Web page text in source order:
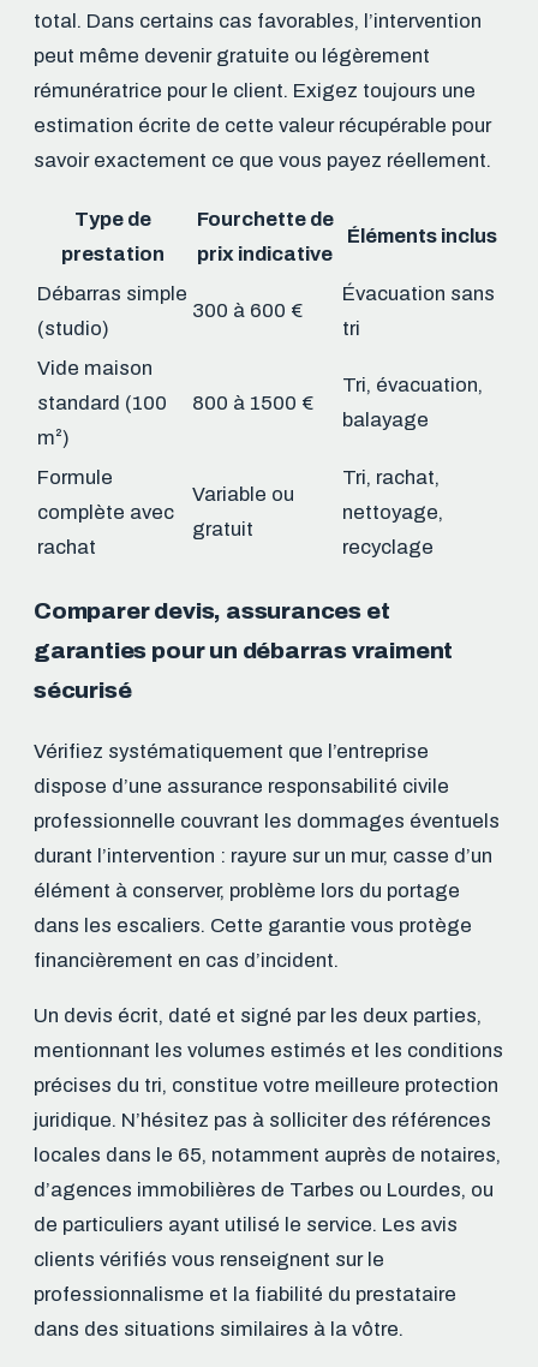
total. Dans certains cas favorables, l’intervention
peut même devenir gratuite ou légèrement
rémunératrice pour le client. Exigez toujours une
estimation écrite de cette valeur récupérable pour
savoir exactement ce que vous payez réellement.
Type de
prestation
Fourchette de
prix indicative
Éléments inclus
Débarras simple
(studio)
300 à 600 €
Évacuation sans
tri
Vide maison
standard (100
m²)
800 à 1500 €
Tri, évacuation,
balayage
Formule
complète avec
rachat
Variable ou
gratuit
Tri, rachat,
nettoyage,
recyclage
Comparer devis, assurances et
garanties pour un débarras vraiment
sécurisé
Vérifiez systématiquement que l’entreprise
dispose d’une assurance responsabilité civile
professionnelle couvrant les dommages éventuels
durant l’intervention : rayure sur un mur, casse d’un
élément à conserver, problème lors du portage
dans les escaliers. Cette garantie vous protège
financièrement en cas d’incident.
Un devis écrit, daté et signé par les deux parties,
mentionnant les volumes estimés et les conditions
précises du tri, constitue votre meilleure protection
juridique. N’hésitez pas à solliciter des références
locales dans le 65, notamment auprès de notaires,
d’agences immobilières de Tarbes ou Lourdes, ou
de particuliers ayant utilisé le service. Les avis
clients vérifiés vous renseignent sur le
professionnalisme et la fiabilité du prestataire
dans des situations similaires à la vôtre.